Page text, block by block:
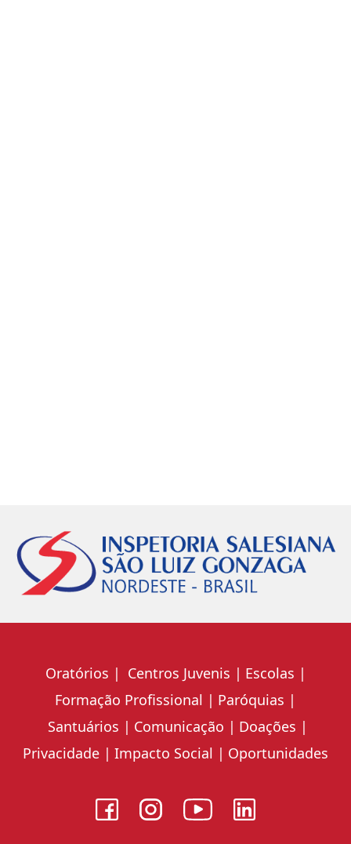
Oratórios Centros Juvenis
Escolas
Formação Profissional
Paróquias
Santuários
Comunicação
Doações
Privacidade
Impacto Social Oportunidades